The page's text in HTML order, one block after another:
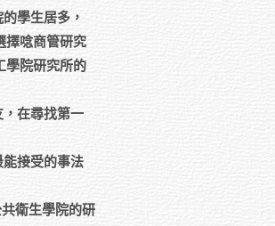
學生居多，
擇唸商管研究
學院研究所的
在尋找第一
接受的事法
衛生學院的研